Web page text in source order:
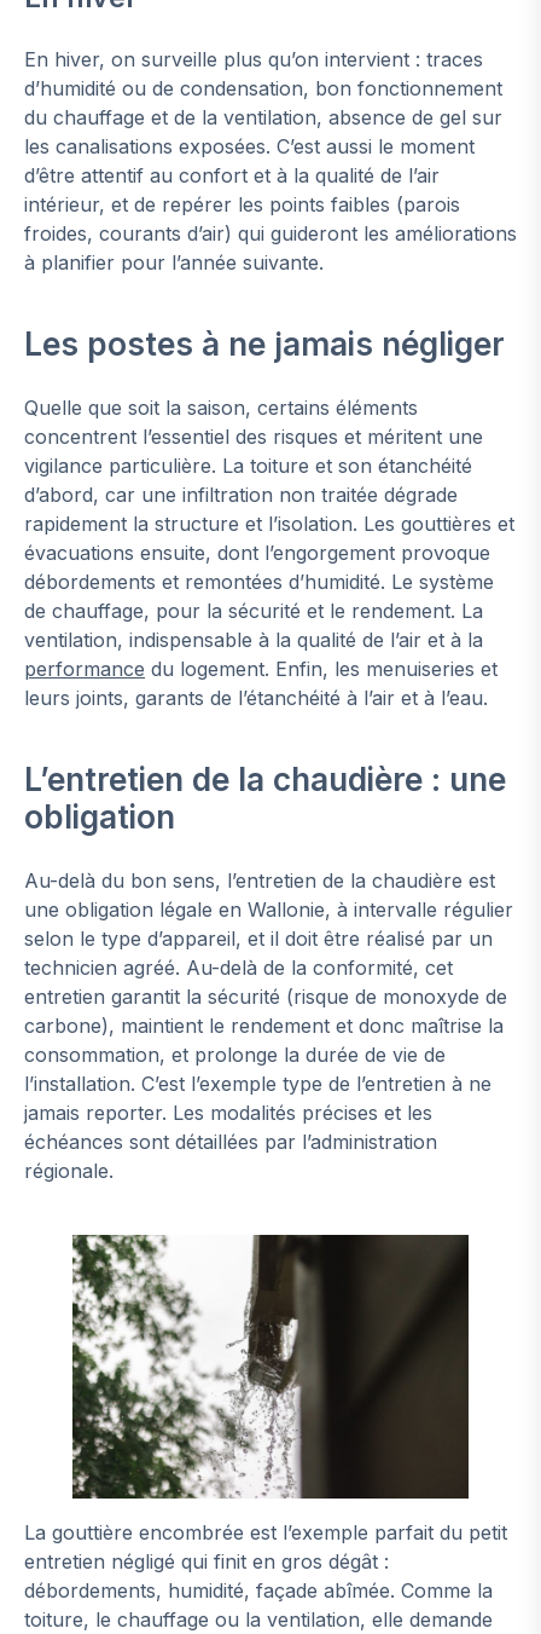
En hiver, on surveille plus qu’on intervient : traces
d’humidité ou de condensation, bon fonctionnement
du chauffage et de la ventilation, absence de gel sur
les canalisations exposées. C’est aussi le moment
d’être attentif au confort et à la qualité de l’air
intérieur, et de repérer les points faibles (parois
froides, courants d’air) qui guideront les améliorations
à planifier pour l’année suivante.
Les postes à ne jamais négliger
Quelle que soit la saison, certains éléments
concentrent l’essentiel des risques et méritent une
vigilance particulière. La toiture et son étanchéité
d’abord, car une infiltration non traitée dégrade
rapidement la structure et l’isolation. Les gouttières et
évacuations ensuite, dont l’engorgement provoque
débordements et remontées d’humidité. Le système
de chauffage, pour la sécurité et le rendement. La
ventilation, indispensable à la qualité de l’air et à la
performance du logement. Enfin, les menuiseries et
leurs joints, garants de l’étanchéité à l’air et à l’eau.
L’entretien de la chaudière : une
obligation
Au-delà du bon sens, l’entretien de la chaudière est
une obligation légale en Wallonie, à intervalle régulier
selon le type d’appareil, et il doit être réalisé par un
technicien agréé. Au-delà de la conformité, cet
entretien garantit la sécurité (risque de monoxyde de
carbone), maintient le rendement et donc maîtrise la
consommation, et prolonge la durée de vie de
l’installation. C’est l’exemple type de l’entretien à ne
jamais reporter. Les modalités précises et les
échéances sont détaillées par l’administration
régionale.
La gouttière encombrée est l’exemple parfait du petit
entretien négligé qui finit en gros dégât :
débordements, humidité, façade abîmée. Comme la
toiture, le chauffage ou la ventilation, elle demande